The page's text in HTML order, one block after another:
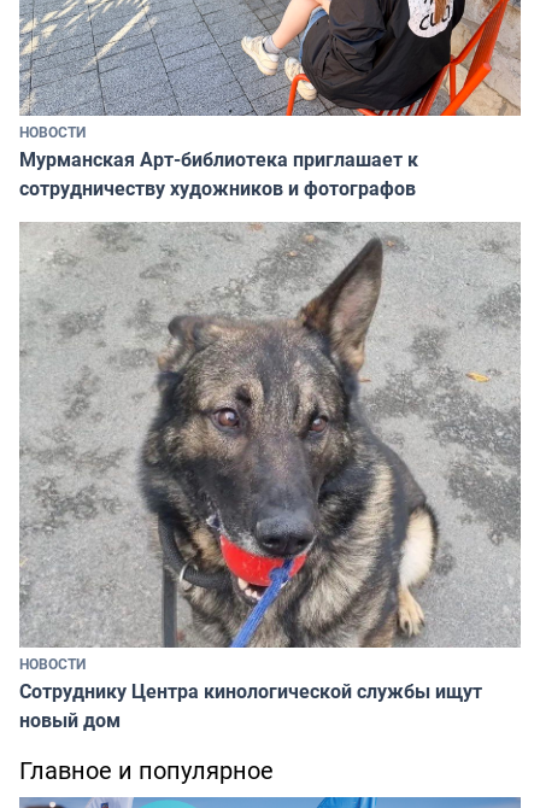
НОВОСТИ
Мурманская Арт-библиотека приглашает к
сотрудничеству художников и фотографов
НОВОСТИ
Сотруднику Центра кинологической службы ищут
новый дом
Главное и популярное